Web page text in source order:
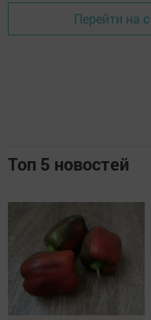
Перейти на
Топ 5 новостей